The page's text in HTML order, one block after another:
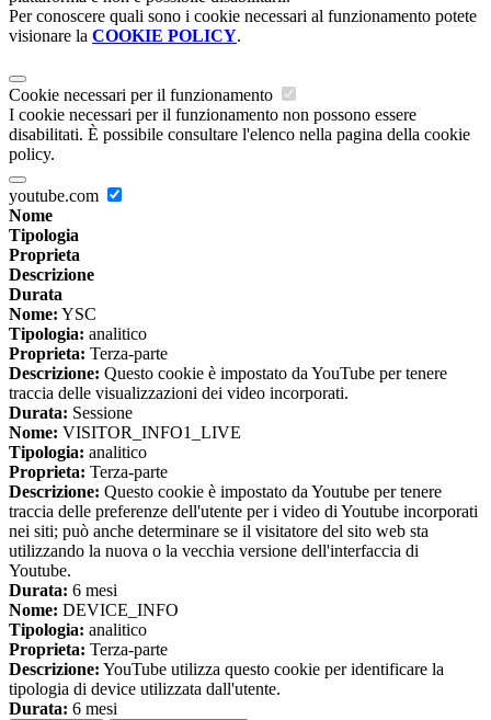
Per conoscere quali sono i cookie necessari al funzionamento potete
visionare la COOKIE POLICY.
Cookie necessari per il funzionamento
I cookie necessari per il funzionamento non possono essere
disabilitati. È possibile consultare l'elenco nella pagina della cookie
policy.
youtube.com
Nome
Tipologia
Proprieta
Descrizione
Durata
Nome: YSC
Tipologia: analitico
Proprieta: Terza-parte
Descrizione: Questo cookie è impostato da YouTube per tenere
traccia delle visualizzazioni dei video incorporati.
Durata: Sessione
Nome: VISITOR_INFO1_LIVE
Tipologia: analitico
Proprieta: Terza-parte
Descrizione: Questo cookie è impostato da Youtube per tenere
traccia delle preferenze dell'utente per i video di Youtube incorporati
nei siti; può anche determinare se il visitatore del sito web sta
utilizzando la nuova o la vecchia versione dell'interfaccia di
Youtube.
Durata: 6 mesi
Nome: DEVICE_INFO
Tipologia: analitico
Proprieta: Terza-parte
Descrizione: YouTube utilizza questo cookie per identificare la
tipologia di device utilizzata dall'utente.
Durata: 6 mesi